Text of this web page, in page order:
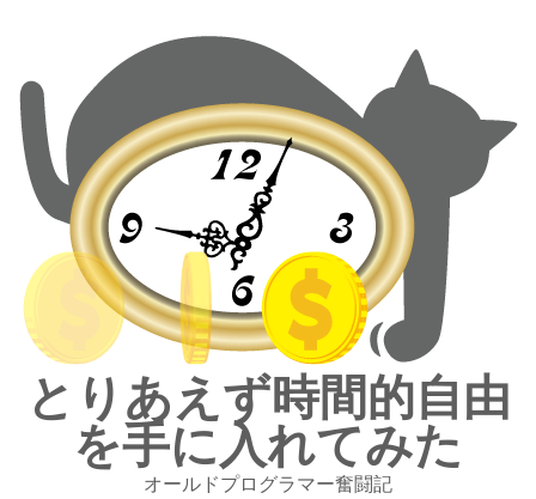
とりあえず時間的自由
を手に入れてみた
オールドプログラマー奮闘記